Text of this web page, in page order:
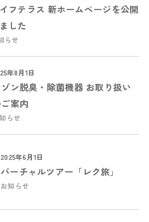
フテラス 新ホームページを公開
した
らせ
年8月1日
ン脱臭・除菌機器 お取り扱い
案内
らせ
2025年6月1日
バーチャルツアー「レク旅」
お知らせ